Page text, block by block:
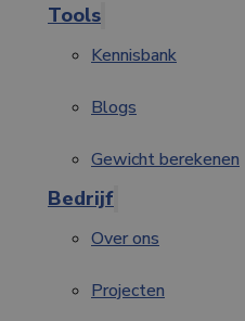
Tools
Kennisbank
Blogs
Gewicht berekenen
Bedrijf
Over ons
Projecten